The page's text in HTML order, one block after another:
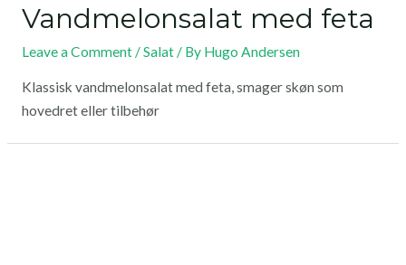
Vandmelonsalat med feta
Leave a Comment /Salat/ By Hugo Andersen
Klassisk vandmelonsalat med feta, smager skøn som
hovedret eller tilbehør